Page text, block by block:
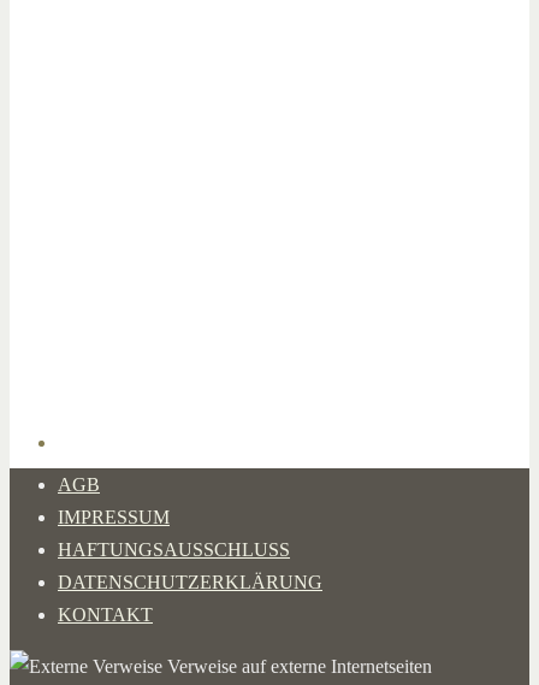
AGB
IMPRESSUM
HAFTUNGSAUSSCHLUSS
DATENSCHUTZERKLÄRUNG
KONTAKT
Verweise auf externe Internetseiten